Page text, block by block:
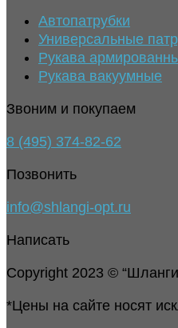
Автопатрубки
Универсальные
Рукава
Рукава вакуумные
Звоним и покупаем
8 (495) 374-82-62
Позвонить
info@shlangi-opt.ru
Написать
Copyright 2023 ©
*Цены на сайте носят